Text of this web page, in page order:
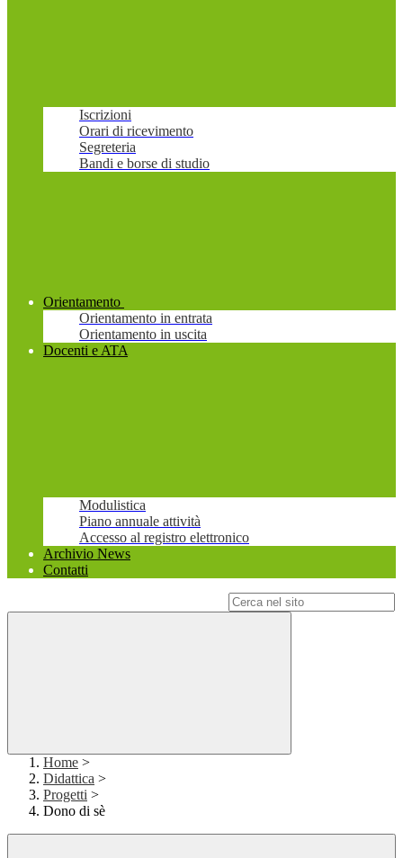
Iscrizioni
Orari di ricevimento
Segreteria
Bandi e borse di studio
Orientamento
Orientamento in entrata
Orientamento in uscita
Docenti e ATA
Modulistica
Piano annuale attività
Accesso al registro elettronico
Archivio News
Contatti
Home >
Didattica >
Progetti >
Dono di sè